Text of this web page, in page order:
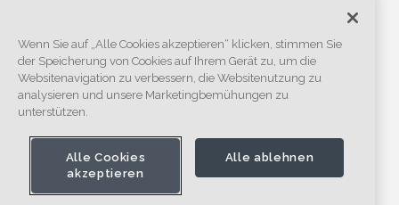
Wenn Sie auf „Alle Cookies akzeptieren“ klicken, stimmen Sie
der Speicherung von Cookies auf Ihrem Gerät zu, um die
Websitenavigation zu verbessern, die Websitenutzung zu
analysieren und unsere Marketingbemühungen zu
unterstützen.
Alle Cookies
akzeptieren
Alle ablehnen